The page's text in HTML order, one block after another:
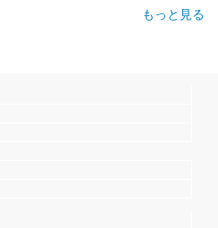
もっと見る